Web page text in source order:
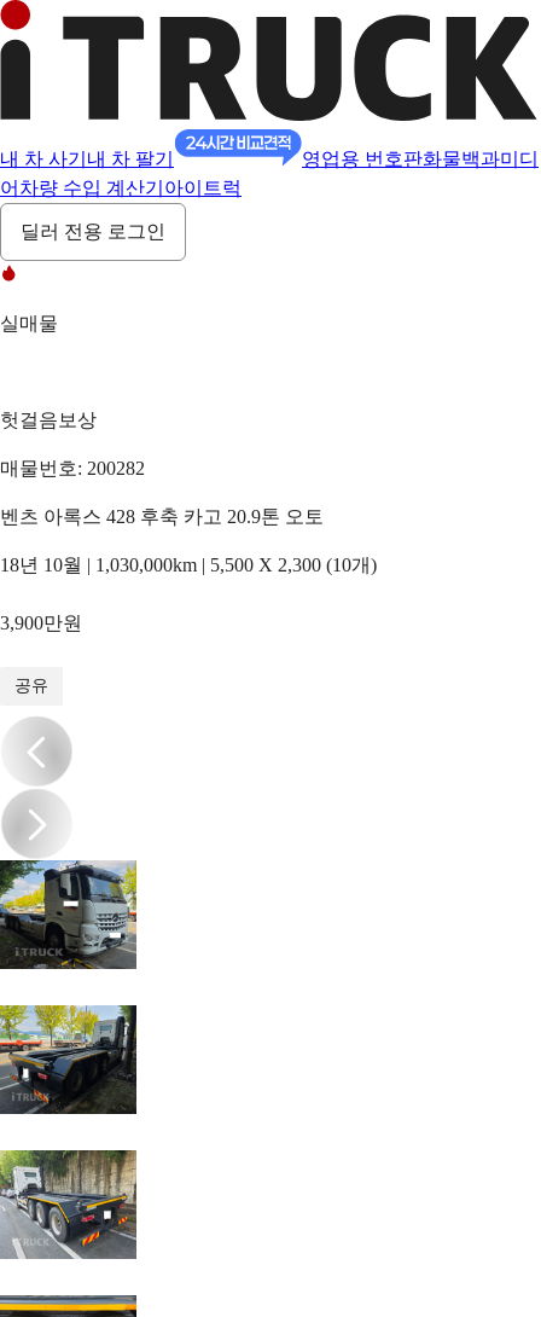
내 차 사기 내 차 팔기 영업용 번호판화물백과미디
어 차량 수입 계산기 아이트럭
딜러 전용 로그인
실매물
헛걸음보상
매물번호: 200282
벤츠 아록스 428 후축 카고 20.9톤 오토
18년 10월 | 1,030,000km | 5,500 X 2,300 (10개)
3,900만원
공유
/9